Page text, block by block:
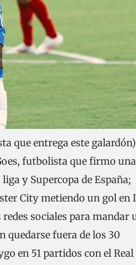
que entrega este galardón)
futbolista que firmo una
y Supercopa de España;
City metiendo un gol en
sociales para mandar
quedarse fuera de los 30
en 51 partidos con el Real